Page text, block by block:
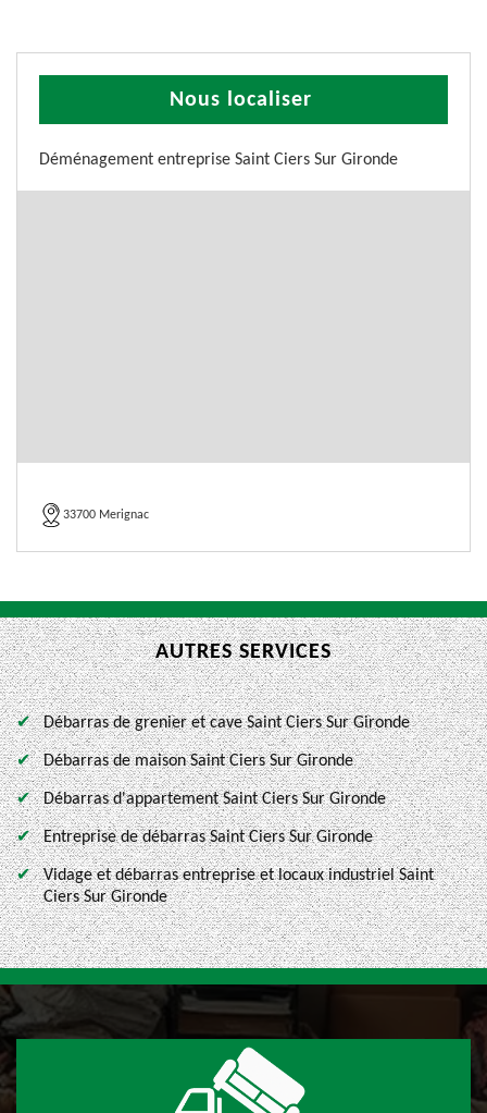
Nous localiser
Déménagement entreprise Saint Ciers Sur Gironde
33700 Merignac
AUTRES SERVICES
Débarras de grenier et cave Saint Ciers Sur Gironde
Débarras de maison Saint Ciers Sur Gironde
Débarras d'appartement Saint Ciers Sur Gironde
Entreprise de débarras Saint Ciers Sur Gironde
Vidage et débarras entreprise et locaux industriel Saint
Ciers Sur Gironde